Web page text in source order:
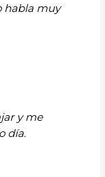
habla muy
y me
día.